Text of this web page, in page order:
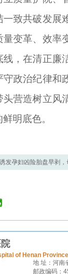
一致共破发展
变革、效率
线，在清正廉
守政治纪律和
头营造树立风
明底色。
发孕妇凶险胎盘早剥，
of Henan Province
地 址：河南
邮政编码：